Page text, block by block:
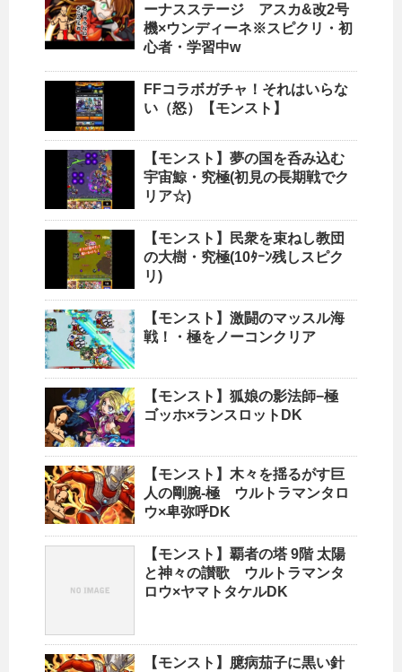
ーナスステージ アスカ&改2号
機×ウンディーネ※スピクリ・初
心者・学習中w
FFコラボガチャ！それはいらな
い（怒）【モンスト】
【モンスト】夢の国を呑み込む
宇宙鯨・究極(初見の長期戦でク
リア☆)
【モンスト】民衆を束ねし教団
の大樹・究極(10ﾀｰﾝ残しスピク
リ)
【モンスト】激闘のマッスル海
戦！・極をノーコンクリア
【モンスト】狐娘の影法師−極
ゴッホ×ランスロットDK
【モンスト】木々を揺るがす巨
人の剛腕-極 ウルトラマンタロ
ウ×卑弥呼DK
【モンスト】覇者の塔 9階 太陽
と神々の讃歌 ウルトラマンタ
ロウ×ヤマトタケルDK
【モンスト】臆病茄子に黒い針